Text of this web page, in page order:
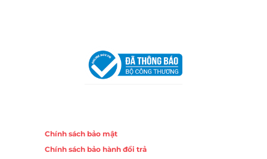
Chính sách bảo mật
Chính sách bảo hành đổi trả